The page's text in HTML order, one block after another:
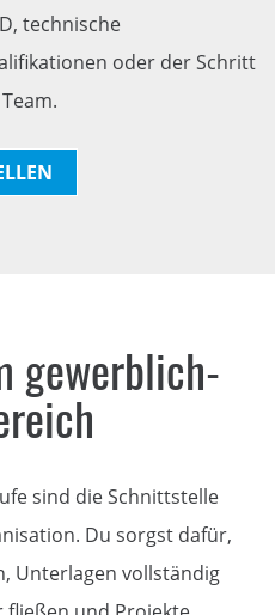
technische
oder der Schritt
gewerblich-
sind die Schnittstelle
Du sorgst dafür,
Unterlagen vollständig